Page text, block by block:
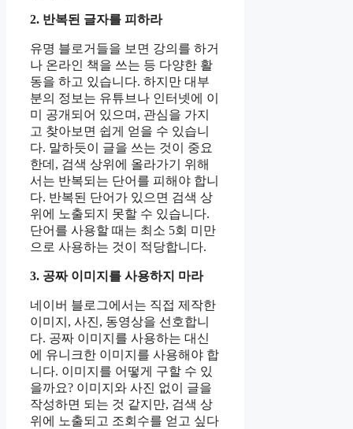
2. 반복된 글자를 피하라
유명 블로거들을 보면 강의를 하거
나 온라인 책을 쓰는 등 다양한 활
동을 하고 있습니다. 하지만 대부
분의 정보는 유튜브나 인터넷에 이
미 공개되어 있으며, 관심을 가지
고 찾아보면 쉽게 얻을 수 있습니
다. 말하듯이 글을 쓰는 것이 중요
한데, 검색 상위에 올라가기 위해
서는 반복되는 단어를 피해야 합니
다. 반복된 단어가 있으면 검색 상
위에 노출되지 못할 수 있습니다.
단어를 사용할 때는 최소 5회 미만
으로 사용하는 것이 적당합니다.
3. 공짜 이미지를 사용하지 마라
네이버 블로그에서는 직접 제작한
이미지, 사진, 동영상을 선호합니
다. 공짜 이미지를 사용하는 대신
에 유니크한 이미지를 사용해야 합
니다. 이미지를 어떻게 구할 수 있
을까요? 이미지와 사진 없이 글을
작성하면 되는 것 같지만, 검색 상
위에 노출되고 조회수를 얻고 싶다